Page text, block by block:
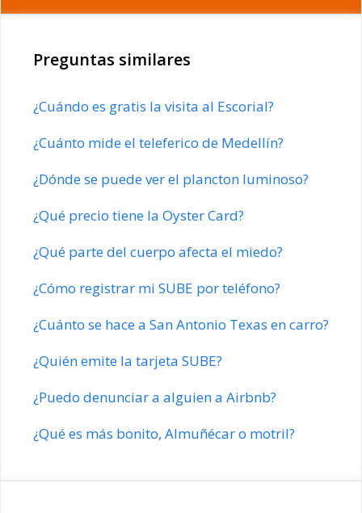
Preguntas similares
¿Cuándo es gratis la visita al Escorial?
¿Cuánto mide el teleferico de Medellín?
¿Dónde se puede ver el plancton luminoso?
¿Qué precio tiene la Oyster Card?
¿Qué parte del cuerpo afecta el miedo?
¿Cómo registrar mi SUBE por teléfono?
¿Cuánto se hace a San Antonio Texas en carro?
¿Quién emite la tarjeta SUBE?
¿Puedo denunciar a alguien a Airbnb?
¿Qué es más bonito, Almuñécar o motril?